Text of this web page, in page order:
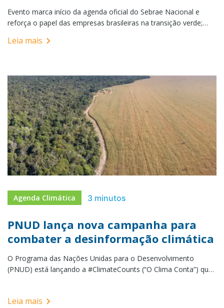
Evento marca início da agenda oficial do Sebrae Nacional e
reforça o papel das empresas brasileiras na transição verde;
importância da comunicação estratégica para o
marcou oficialmente o […]
Leia mais
Agenda Climática 3 minutos
PNUD lança nova campanha para
combater a desinformação climática
O Programa das Nações Unidas para o Desenvolvimento
(PNUD) está lançando a #ClimateCounts (“O Clima Conta”) que
Leia mais